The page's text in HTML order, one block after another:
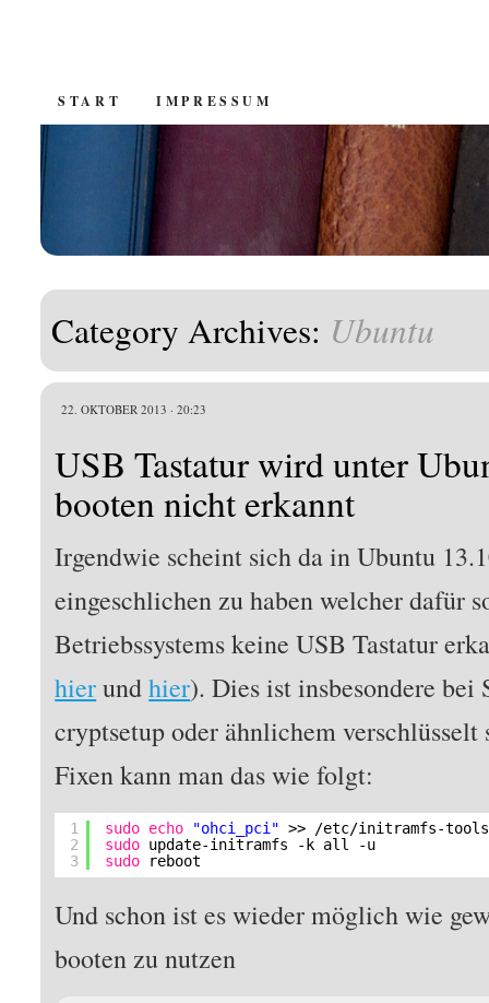
SKIP
CONTENT
START IMPRESSUM
Category Archives: Ubuntu
22. OKTOBER 2013 · 20:23
USB Tastatur wird unter
booten nicht erkannt
Irgendwie scheint sich da in Ubuntu
eingeschlichen zu haben welcher dafür
Betriebssystems keine USB Tastatur
hierundhier). Dies ist insbesondere bei
cryptsetup oder ähnlichem
Fixen kann man das wie folgt:
1
2
3
sudo echo "ohci_pci" >>
/etc/initramfs-tools/
sudo update-initramfs -k all -u
sudo
reboot
Und schon ist es wieder möglich wie
booten zu nutzen